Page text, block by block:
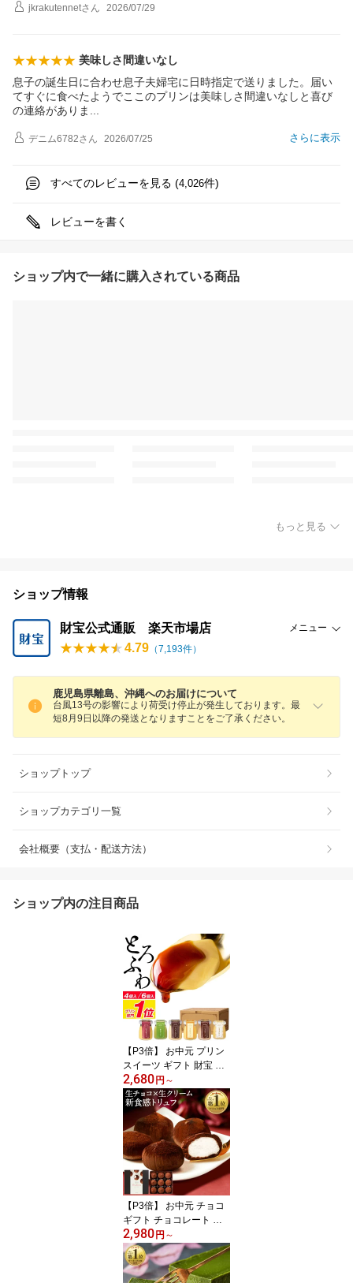
jkrakutennetさん 2026/07/29
美味しさ間違いなし
息子の誕生日に合わせ息子夫婦宅に日時指定で送りました。届い
てすぐに食べたようでここのプリンは美味しさ間違いなしと喜び
の連絡があり ま
さらに表示
デニム6782さん 2026/07/25
すべてのレビューを見る (4,026件)
レビューを書く
ショップ内で一緒に購入されている商品
もっと見る
ショップ情報
財宝公式通販 楽天市場店 メニュー
4.79 （7,193件）
鹿児島県離島、沖縄へのお届けについて
台風13号の影響により荷受け停止が発生しております。最
短8月9日以降の発送となりますことをご了承ください。
ショップトップ
ショップカテゴリ一覧
会社概要（支払・配送方法）
ショップ内の注目商品
【P3倍】 お中元 プリン
スイーツ ギフト 財宝 プ
レミアムプリン 4個/6個
送料無料 お取り寄せ 夏
ギフト 2026 御中元 誕生
日 プレゼント 贈り物 洋
菓子 内祝い お菓子 6種
チョコ 抹茶 紅はるか 安
納芋 生キャラメル 個包
装 手土産 差し入れ メッ
セージカード 選択可
2,680 円 ～
【P3倍】 お中元 チョコ
ギフト チョコレート ス
イーツ 生チョコ トリュ
フ シャンティ ショコラ 9
個入 1箱/2箱 送料無料 楽
天 夏ギフト 御中元 2026
2,980 円 ～